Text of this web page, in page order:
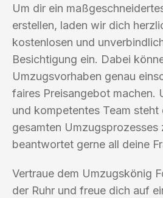
Um dir ein
erstellen, laden wir dich
kostenlosen und
Besichtigung ein. Dabei
Umzugsvorhaben genau
faires Preisangebot machen.
und kompetentes Team
gesamten Umzugsprozesses
beantwortet gerne all deine
Vertraue dem Umzugskönig
der Ruhr und freue dich auf